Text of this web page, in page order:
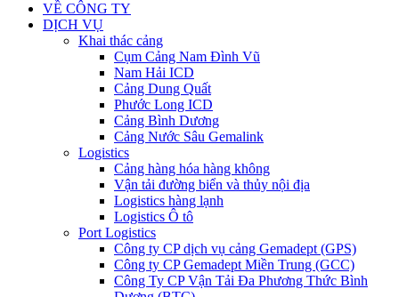
VỀ CÔNG TY
DỊCH VỤ
Khai thác cảng
Cụm Cảng Nam Đình Vũ
Nam Hải ICD
Cảng Dung Quất
Phước Long ICD
Cảng Bình Dương
Cảng Nước Sâu Gemalink
Logistics
Cảng hàng hóa hàng không
Vận tải đường biển và thủy nội địa
Logistics hàng lạnh
Logistics Ô tô
Port Logistics
Công ty CP dịch vụ cảng Gemadept (GPS)
Công ty CP Gemadept Miền Trung (GCC)
Công Ty CP Vận Tải Đa Phương Thức Bình